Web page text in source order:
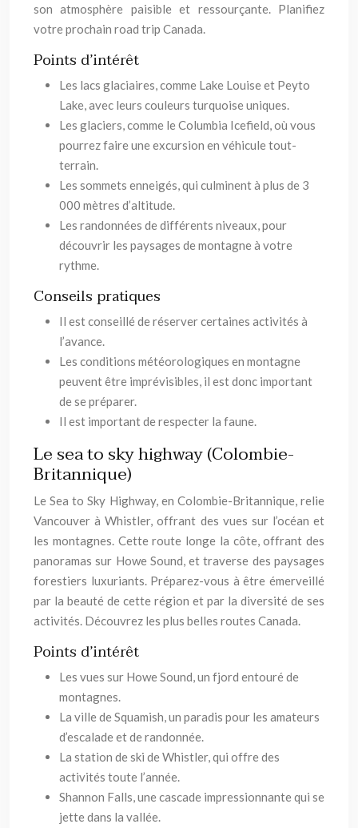
son atmosphère paisible et ressourçante. Planifiez
votre prochain road trip Canada.
Points d’intérêt
Les lacs glaciaires, comme Lake Louise et Peyto
Lake, avec leurs couleurs turquoise uniques.
Les glaciers, comme le Columbia Icefield, où vous
pourrez faire une excursion en véhicule tout-
terrain.
Les sommets enneigés, qui culminent à plus de 3
000 mètres d’altitude.
Les randonnées de différents niveaux, pour
découvrir les paysages de montagne à votre
rythme.
Conseils pratiques
Il est conseillé de réserver certaines activités à
l’avance.
Les conditions météorologiques en montagne
peuvent être imprévisibles, il est donc important
de se préparer.
Il est important de respecter la faune.
Le sea to sky highway (Colombie-
Britannique)
Le Sea to Sky Highway, en Colombie-Britannique, relie
Vancouver à Whistler, offrant des vues sur l’océan et
les montagnes. Cette route longe la côte, offrant des
panoramas sur Howe Sound, et traverse des paysages
forestiers luxuriants. Préparez-vous à être émerveillé
par la beauté de cette région et par la diversité de ses
activités. Découvrez les plus belles routes Canada.
Points d’intérêt
Les vues sur Howe Sound, un fjord entouré de
montagnes.
La ville de Squamish, un paradis pour les amateurs
d’escalade et de randonnée.
La station de ski de Whistler, qui offre des
activités toute l’année.
Shannon Falls, une cascade impressionnante qui se
jette dans la vallée.